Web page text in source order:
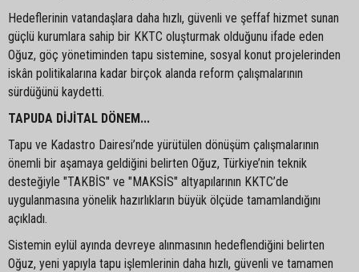
Hedeflerinin vatandaşlara daha hızlı, güvenli ve şeffaf hizmet sunan
güçlü kurumlara sahip bir KKTC oluşturmak olduğunu ifade eden
Oğuz, göç yönetiminden tapu sistemine, sosyal konut projelerinden
iskân politikalarına kadar birçok alanda reform çalışmalarının
sürdüğünü kaydetti.
TAPUDA DİJİTAL DÖNEM...
Tapu ve Kadastro Dairesi’nde yürütülen dönüşüm çalışmalarının
önemli bir aşamaya geldiğini belirten Oğuz, Türkiye’nin teknik
desteğiyle "TAKBİS" ve "MAKSİS" altyapılarının KKTC’de
uygulanmasına yönelik hazırlıkların büyük ölçüde tamamlandığını
açıkladı.
Sistemin eylül ayında devreye alınmasının hedeflendiğini belirten
Oğuz, yeni yapıyla tapu işlemlerinin daha hızlı, güvenli ve tamamen